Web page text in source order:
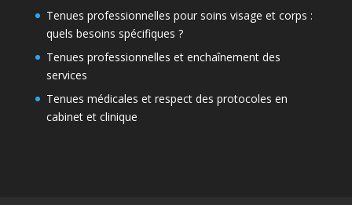
Tenues professionnelles pour soins visage et corps :
quels besoins spécifiques ?
Tenues professionnelles et enchaînement des
services
Tenues médicales et respect des protocoles en
cabinet et clinique